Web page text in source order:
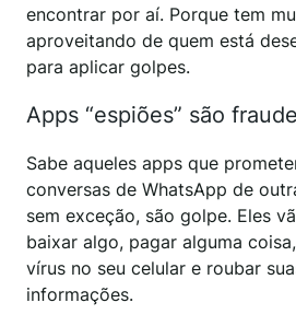
encontrar por aí. Porque tem
aproveitando de quem está
para aplicar golpes.
Apps “espiões” são fraude
Sabe aqueles apps que
conversas de WhatsApp de
sem exceção, são golpe. Eles
baixar algo, pagar alguma
vírus no seu celular e roubar
informações.